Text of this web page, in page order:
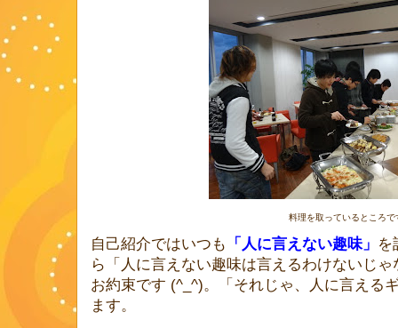
料理を取っているところで
自己紹介ではいつも 「人に言えない趣味」 を
ら「人に言えない趣味は言えるわけないじ
お約束です (^_^)。「それじゃ、人に言える
ます。